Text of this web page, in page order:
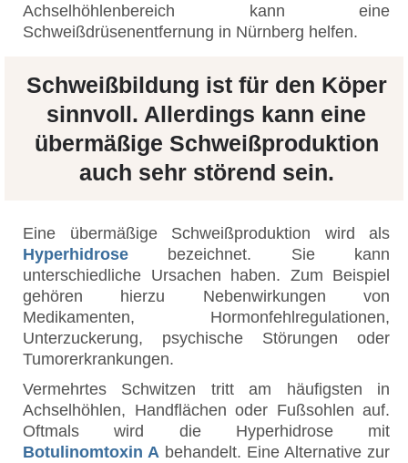
Achselhöhlenbereich kann eine
Schweißdrüsenentfernung in Nürnberg helfen.
Schweißbildung ist für den Köper
sinnvoll. Allerdings kann eine
übermäßige Schweißproduktion
auch sehr störend sein.
Eine übermäßige Schweißproduktion wird als
Hyperhidrose bezeichnet. Sie kann
unterschiedliche Ursachen haben. Zum Beispiel
gehören hierzu Nebenwirkungen von
Medikamenten, Hormonfehlregulationen,
Unterzuckerung, psychische Störungen oder
Tumorerkrankungen.
Vermehrtes Schwitzen tritt am häufigsten in
Achselhöhlen, Handflächen oder Fußsohlen auf.
Oftmals wird die Hyperhidrose mit
Botulinomtoxin A behandelt. Eine Alternative zur